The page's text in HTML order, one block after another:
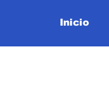
Inicio